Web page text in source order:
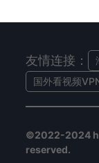
友情连接：
国外看视频
©2022-2024
reserved.